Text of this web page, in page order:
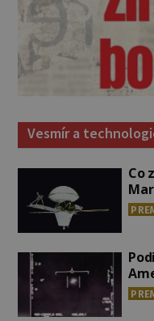
Vesmír a
Co